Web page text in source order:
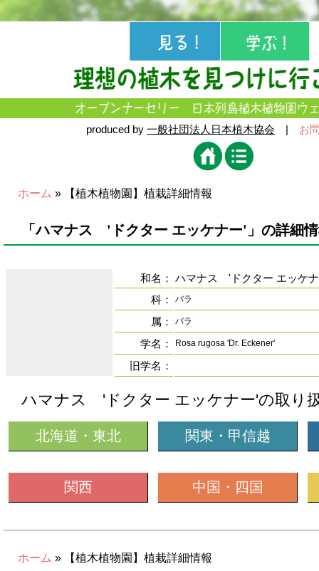
produced by 一般社団法人日本植木協会 | お
ホーム » 【植木植物園】植栽詳細情報
「ハマナス 'ドクター エッケナー'」の詳細
和名： ハマナス 'ドクター エッケ
科：
バラ
属： バラ
学名： Rosa rugosa 'Dr. Eckener'
旧学名：
ハマナス 'ドクター エッケナー'の取り
北海道・東北 関東・甲信越
関西 中国・四国
ホーム » 【植木植物園】植栽詳細情報